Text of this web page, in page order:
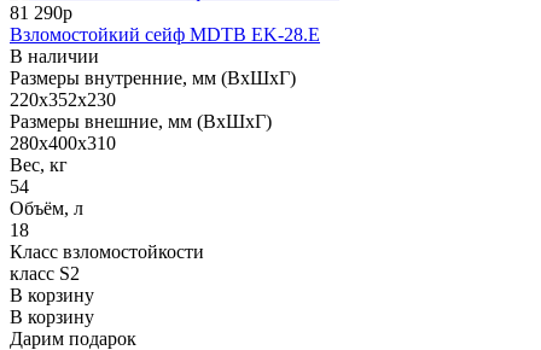
81 290р
Взломостойкий сейф MDTB EK-28.E
В наличии
Размеры внутренние, мм (ВхШхГ)
220x352x230
Размеры внешние, мм (ВхШхГ)
280x400x310
Вес, кг
54
Объём, л
18
Класс взломостойкости
класс S2
В корзину
В корзину
Дарим подарок